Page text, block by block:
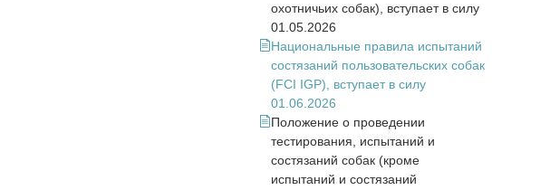
охотничьих собак), вступает в силу
01.05.2026
Национальные правила испытаний
состязаний пользовательских собак
(FCI IGP), вступает в силу
01.06.2026
Положение о проведении
тестирования, испытаний и
состязаний собак (кроме
испытаний и состязаний